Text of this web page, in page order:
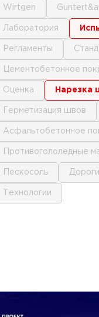
Wirtgen
лаборатория
регламенты
цементобетонное
оценка нарезка
герметизация швов
асфальтобетонное
противогололедные
пескосоль
технологии